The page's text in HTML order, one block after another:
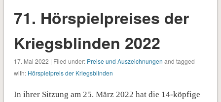
71. Hörspielpreises der
Kriegsblinden 2022
17. Mai 2022 | Filed under: Preise und Auszeichnungen and tagged
with: Hörspielpreis der Kriegsblinden
In ihrer Sitzung am 25. März 2022 hat die 14-köpfige